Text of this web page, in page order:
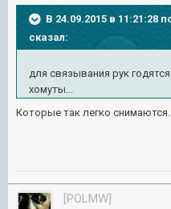
В 24.09.2015 в 11:21:28
сказал:
для связывания рук
хомуты...
Которые так легко
[POLMW]